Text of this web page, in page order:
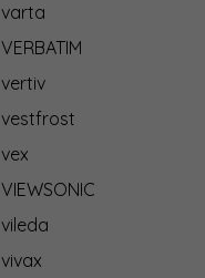
varta
VERBATIM
vertiv
vestfrost
vex
VIEWSONIC
vileda
vivax